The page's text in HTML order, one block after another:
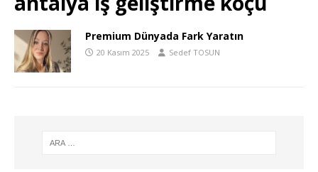
Premium Dünyada Fark Yaratın
20 Kasım 2025 Sedef TOSUN